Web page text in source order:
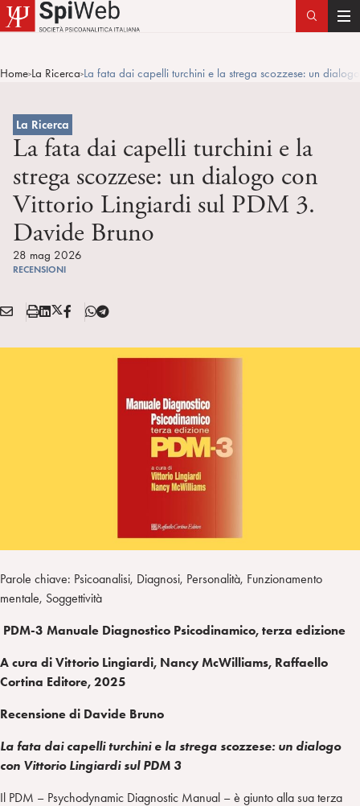
T
g
Home>La Ricerca>La fata dai capelli turchini e la strega scozzese: un
La Ricerca
La fata dai capelli turchini e la
strega scozzese: un dialogo con
Vittorio Lingiardi sul PDM 3.
Davide Bruno
28 mag 2026
RECENSIONI
Condividi:
E
A
S
a
L
n
X
T
F
T
l
Parole chiave: Psicoanalisi, Diagnosi, Personalità, Funzionamento
mentale, Soggettività
PDM-3 Manuale Diagnostico Psicodinamico, terza edizione
A cura di Vittorio Lingiardi, Nancy McWilliams, Raffaello
Cortina Editore, 2025
Recensione di Davide Bruno
La fata dai capelli turchini e la strega scozzese: un dialogo
con Vittorio Lingiardi sul PDM 3
Il PDM – Psychodynamic Diagnostic Manual – è giunto alla sua terza